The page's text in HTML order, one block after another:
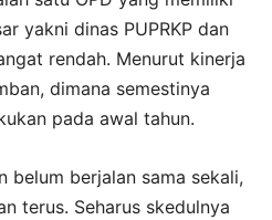
yakni dinas PUPRKP dan
rendah. Menurut kinerja
dimana semestinya
pada awal tahun.
belum berjalan sama sekali,
terus. Seharus skedulnya